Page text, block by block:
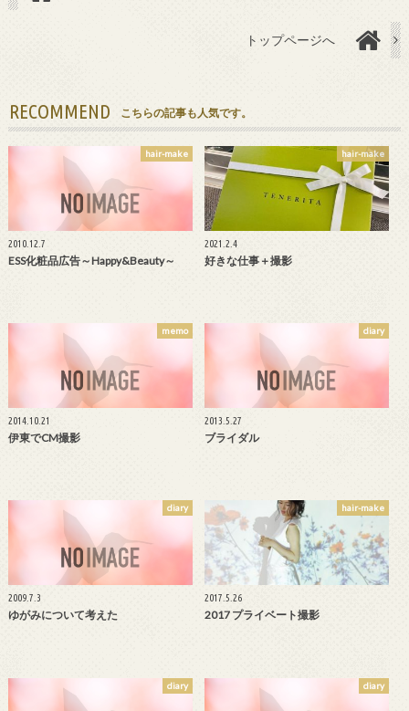
トップページへ
RECOMMEND こちらの記事も人気です。
hair-make
2010.12.7
ESS化粧品広告～Happy&Beauty～
hair-make
2021.2.4
好きな仕事＋撮影
memo
2014.10.21
伊東でCM撮影
diary
2013.5.27
ブライダル
diary
2009.7.3
ゆがみについて考えた
hair-make
2017.5.26
2017 プライベート撮影
diary diary